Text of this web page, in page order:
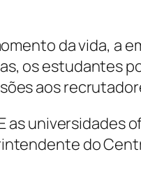
da vida, a
os estudantes
aos
as universidades
do